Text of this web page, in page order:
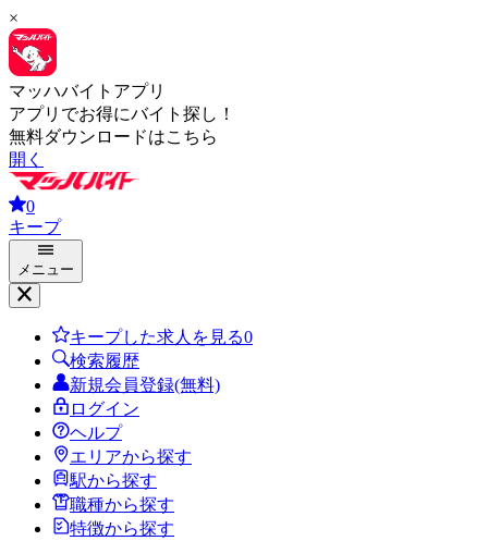
×
マッハバイトアプリ
アプリでお得にバイト探し！
無料ダウンロードはこちら
開く
0
キープ
メニュー
キープした求人を見る0
検索履歴
新規会員登録(無料)
ログイン
ヘルプ
エリアから探す
駅から探す
職種から探す
特徴から探す